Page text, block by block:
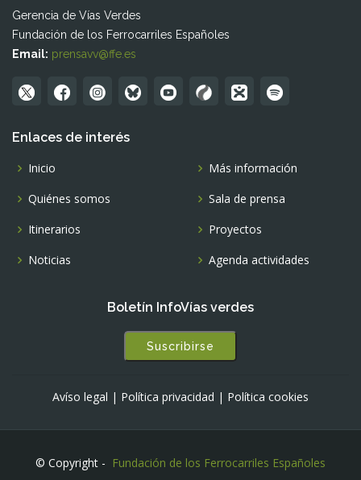
Gerencia de Vías Verdes
Fundación de los Ferrocarriles Españoles
Email: prensavv@ffe.es
Enlaces de interés
Inicio
Quiénes somos
Itinerarios
Noticias
Más información
Sala de prensa
Proyectos
Agenda actividades
Boletín InfoVías verdes
Suscribirse
Avíso legal | Política privacidad | Política cookies
© Copyright - Fundación de los Ferrocarriles Españoles